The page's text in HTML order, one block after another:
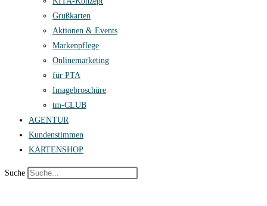
Grußkarten
Aktionen & Events
Markenpflege
Onlinemarketing
für PTA
Imagebroschüre
tm-CLUB
AGENTUR
Kundenstimmen
KARTENSHOP
Suche